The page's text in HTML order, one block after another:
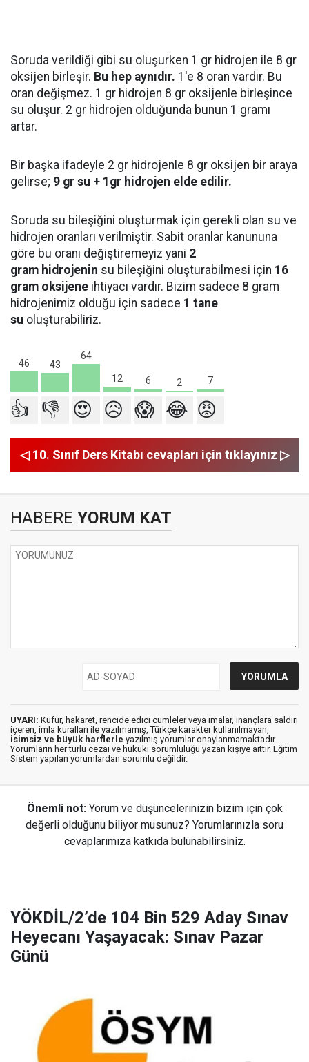
Soruda verildiği gibi su oluşurken 1 gr hidrojen ile 8 gr
oksijen birleşir. Bu hep aynıdır. 1'e 8 oran vardır. Bu
oran değişmez. 1 gr hidrojen 8 gr oksijenle birleşince
su oluşur. 2 gr hidrojen olduğunda bunun 1 gramı
artar.
Bir başka ifadeyle 2 gr hidrojenle 8 gr oksijen bir araya
gelirse; 9 gr su + 1gr hidrojen elde edilir.
Soruda su bileşiğini oluşturmak için gerekli olan su ve
hidrojen oranları verilmiştir. Sabit oranlar kanununa
göre bu oranı değiştiremeyiz yani 2
gram hidrojenin su bileşiğini oluşturabilmesi için 16
gram oksijene ihtiyacı vardır. Bizim sadece 8 gram
hidrojenimiz olduğu için sadece 1 tane
su oluşturabiliriz.
46 43
64
12 6 2 7
👍 👎 😍 😥 😱 😂 😡
◁ 10. Sınıf Ders Kitabı cevapları için tıklayınız ▷
HABERE YORUM KAT
UYARI: Küfür, hakaret, rencide edici cümleler veya imalar, inançlara saldırı
içeren, imla kuralları ile yazılmamış, Türkçe karakter kullanılmayan,
isimsiz ve büyük harflerle yazılmış yorumlar onaylanmamaktadır.
Yorumların her türlü cezai ve hukuki sorumluluğu yazan kişiye aittir. Eğitim
Sistem yapılan yorumlardan sorumlu değildir.
Önemli not: Yorum ve düşüncelerinizin bizim için çok
değerli olduğunu biliyor musunuz? Yorumlarınızla soru
cevaplarımıza katkıda bulunabilirsiniz.
YÖKDİL/2’de 104 Bin 529 Aday Sınav
Heyecanı Yaşayacak: Sınav Pazar
Günü